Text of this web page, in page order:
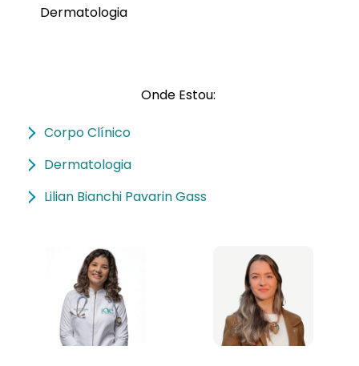
Dermatologia
Onde Estou:
Corpo Clínico
Dermatologia
Lilian Bianchi Pavarin Gass